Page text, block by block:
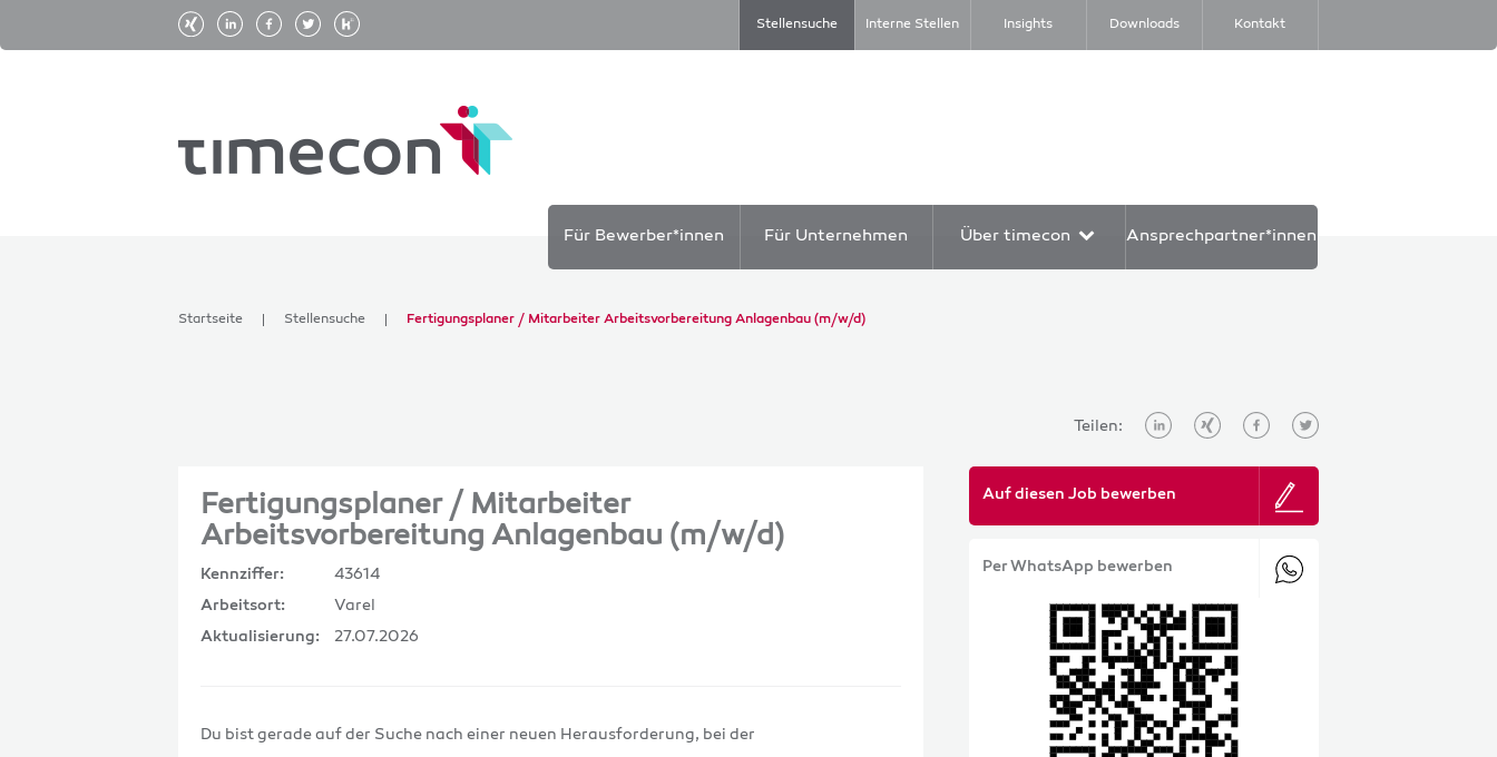
Stellensuche Interne Stellen Insights Downloads Kontakt
Für Bewerber*innen Für Unternehmen Über timecon Ansprechpartner*innen
Startseite Stellensuche Fertigungsplaner / Mitarbeiter Arbeitsvorbereitung Anlagenbau (m/w/d)
Teilen:
Fertigungsplaner / Mitarbeiter
Arbeitsvorbereitung Anlagenbau (m/w/d)
Kennziffer: 43614
Arbeitsort: Varel
Aktualisierung: 27.07.2026
Du bist gerade auf der Suche nach einer neuen Herausforderung, bei der
Auf diesen Job bewerben
Per WhatsApp bewerben